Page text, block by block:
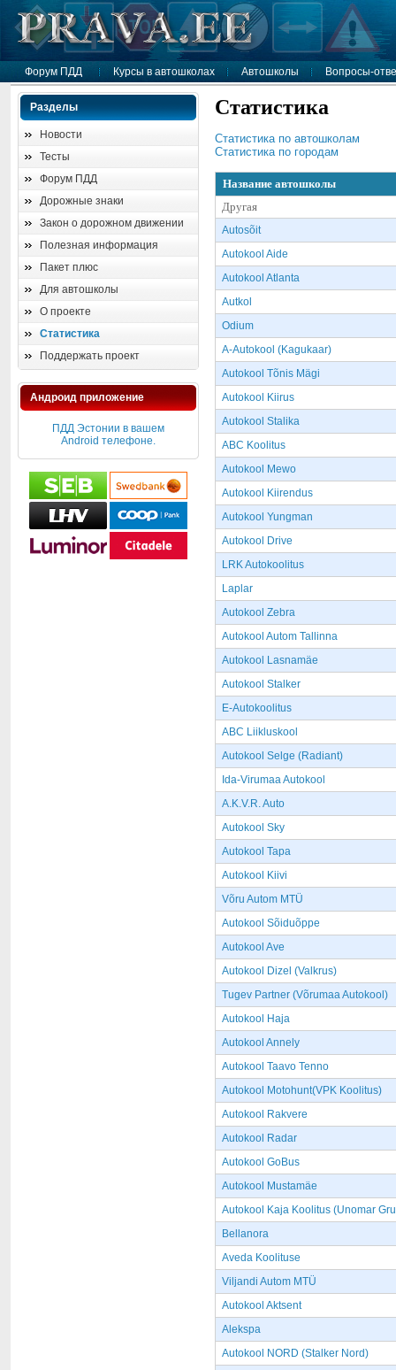
Форум ПДД Курсы в автошколах Автошколы Вопросы-
Разделы
Новости
Тесты
Форум ПДД
Дорожные знаки
Закон о дорожном движении
Полезная информация
Пакет плюс
Для автошколы
О проекте
Статистика
Поддержать проект
Андроид приложение
ПДД Эстонии в вашем
Android телефоне.
Статистика
Cтатистика по автошколам
Cтатистика по городам
Название автошколы
Другая
Autosõit
Autokool Aide
Autokool Atlanta
Autkol
Odium
A-Autokool (Kagukaar)
Autokool Tõnis Mägi
Autokool Kiirus
Autokool Stalika
ABC Koolitus
Autokool Mewo
Autokool Kiirendus
Autokool Yungman
Autokool Drive
LRK Autokoolitus
Laplar
Autokool Zebra
Autokool Autom Tallinna
Autokool Lasnamäe
Autokool Stalker
E-Autokoolitus
ABC Liikluskool
Autokool Selge (Radiant)
Ida-Virumaa Autokool
A.K.V.R. Auto
Autokool Sky
Autokool Tapa
Autokool Kiivi
Võru Autom MTÜ
Autokool Sõiduõppe
Autokool Ave
Autokool Dizel (Valkrus)
Tugev Partner (Võrumaa Autokool)
Autokool Haja
Autokool Annely
Autokool Taavo Tenno
Autokool Motohunt(VPK Koolitus)
Autokool Rakvere
Autokool Radar
Autokool GoBus
Autokool Mustamäe
Autokool Kaja Koolitus (Unomar
Bellanora
Aveda Koolituse
Viljandi Autom MTÜ
Autokool Aktsent
Alekspa
Autokool NORD (Stalker Nord)